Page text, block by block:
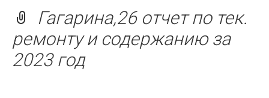
Гагарина,26 отчет по тек.
ремонту и содержанию за
2023 год